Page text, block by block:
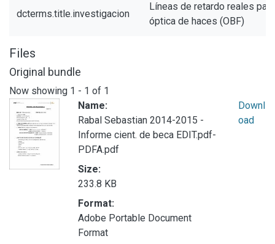
dcterms.title.investigacion
Líneas de retardo reales
óptica de haces (OBF)
Files
Original bundle
Now showing 1 - 1 of 1
Name:
Rabal Sebastian 2014-2015 -
Informe cient. de beca EDIT.pdf-
PDFA.pdf
Size:
233.8 KB
Format:
Adobe Portable Document
Format
Downl
oad